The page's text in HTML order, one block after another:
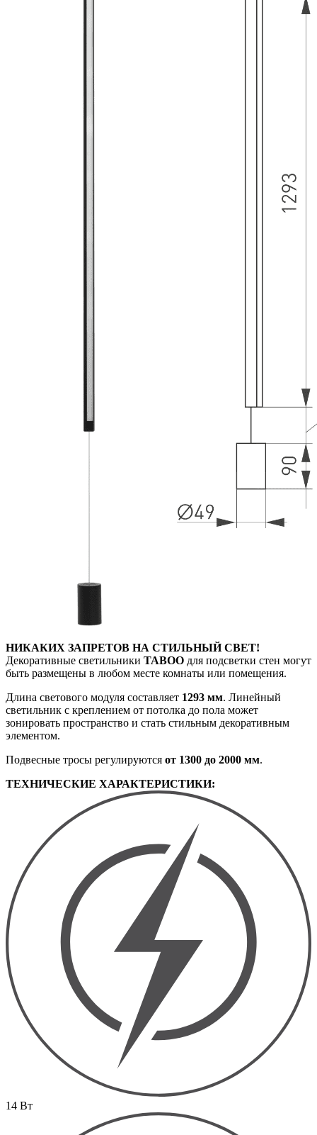
НИКАКИХ ЗАПРЕТОВ НА СТИЛЬНЫЙ СВЕТ!
Декоративные светильники TABOO для подсветки стен могут
быть размещены в любом месте комнаты или помещения.
Длина светового модуля составляет 1293 мм. Линейный
светильник с креплением от потолка до пола может
зонировать пространство и стать стильным декоративным
элементом.
Подвесные тросы регулируются от 1300 до 2000 мм.
ТЕХНИЧЕСКИЕ ХАРАКТЕРИСТИКИ:
14 Вт